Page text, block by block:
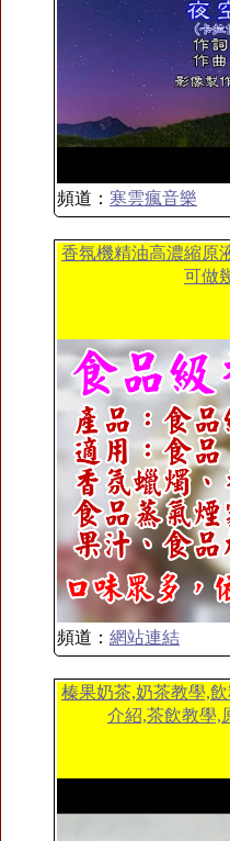
頻道： 寒雲瘋音樂
香氛機精油高濃縮原
可做
頻道： 網站連結
榛果奶茶,奶茶教學,
介紹,茶飲教學,